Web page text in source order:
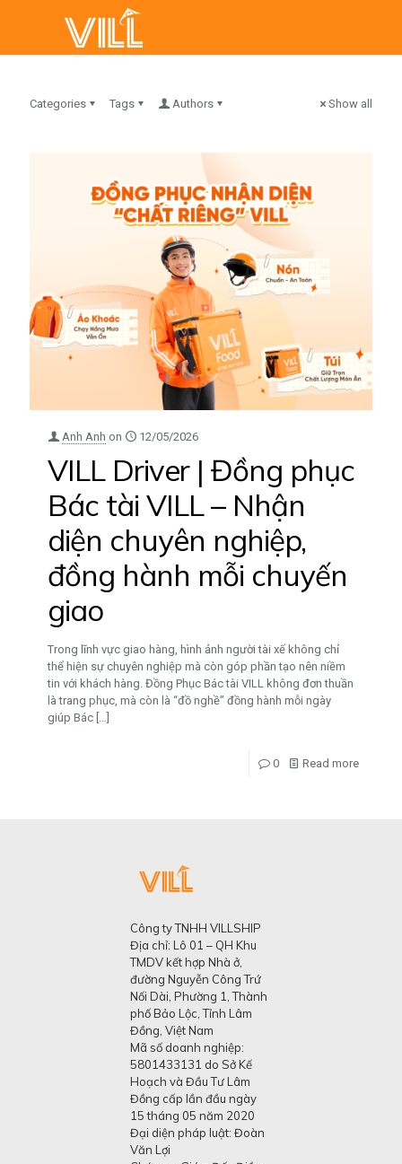
Categories Tags Authors Show all
Anh Anh on 12/05/2026
VILL Driver | Đồng phục
Bác tài VILL – Nhận
diện chuyên nghiệp,
đồng hành mỗi chuyến
giao
Trong lĩnh vực giao hàng, hình ảnh người tài xế không chỉ
thể hiện sự chuyên nghiệp mà còn góp phần tạo nên niềm
tin với khách hàng. Đồng Phục Bác tài VILL không đơn thuần
là trang phục, mà còn là “đồ nghề” đồng hành mỗi ngày
giúp Bác
0 Read more
Công ty TNHH VILLSHIP
Địa chỉ: Lô 01 – QH Khu
TMDV kết hợp Nhà ở,
đường Nguyễn Công Trứ
Nối Dài, Phường 1, Thành
phố Bảo Lộc, Tỉnh Lâm
Đồng, Việt Nam
Mã số doanh nghiệp:
5801433131 do Sở Kế
Hoạch và Đầu Tư Lâm
Đồng cấp lần đầu ngày
15 tháng 05 năm 2020
Đại diện pháp luật: Đoàn
Văn Lợi